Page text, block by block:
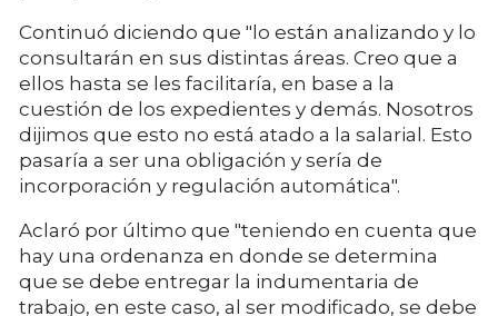
Continuó diciendo que "lo están analizando y lo
consultarán en sus distintas áreas. Creo que a
ellos hasta se les facilitaría, en base a la
cuestión de los expedientes y demás. Nosotros
dijimos que esto no está atado a la salarial. Esto
pasaría a ser una obligación y sería de
incorporación y regulación automática".
Aclaró por último que "teniendo en cuenta que
hay una ordenanza en donde se determina
que se debe entregar la indumentaria de
trabajo, en este caso, al ser modificado, se debe